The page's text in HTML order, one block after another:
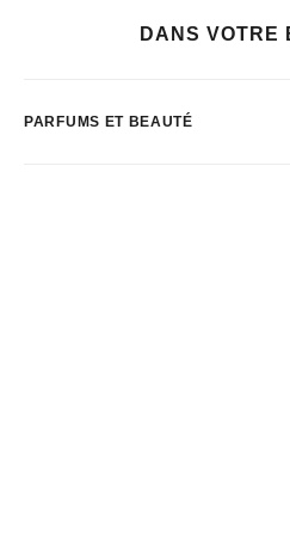
DANS VOTRE
PARFUMS ET BEAUTÉ